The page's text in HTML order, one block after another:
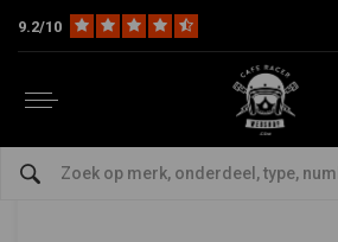
9.2/10
The Workshop
bekijk alles van All Balls
Carburateur Revisie Set Model